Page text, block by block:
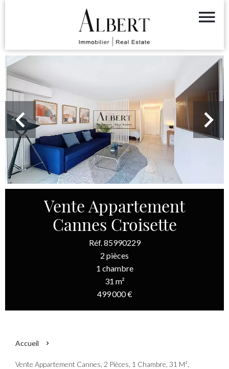
Vente Appartement
Cannes Croisette
Réf. 85990229
2 pièces
1 chambre
31 m²
499 000 €
Accueil
Vente Appartement Cannes, 2 Pièces, 1 Chambre, 31 M²,